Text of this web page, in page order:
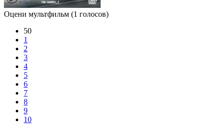
Оцени мультфильм (1 голосов)
50
1
2
3
4
5
6
7
8
9
10